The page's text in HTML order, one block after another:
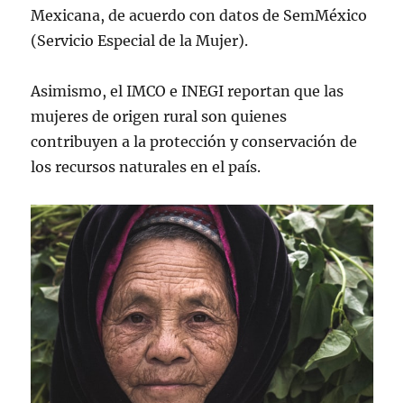
Mexicana, de acuerdo con datos de SemMéxico
(Servicio Especial de la Mujer).
Asimismo, el IMCO e INEGI reportan que las
mujeres de origen rural son quienes
contribuyen a la protección y conservación de
los recursos naturales en el país.